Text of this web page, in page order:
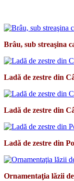
Brâu, sub streaşina
Ladă de zestre din
Ladă de zestre din
Ladă de zestre din
Ornamentaţia lăzii